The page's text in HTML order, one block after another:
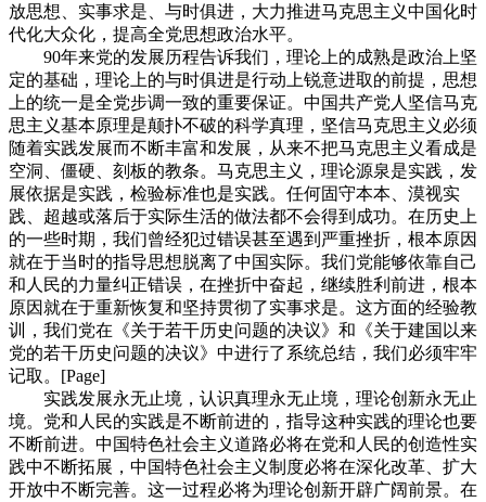
放思想、实事求是、与时俱进，大力推进马克思主义中国化时
代化大众化，提高全党思想政治水平。
90年来党的发展历程告诉我们，理论上的成熟是政治上坚
定的基础，理论上的与时俱进是行动上锐意进取的前提，思想
上的统一是全党步调一致的重要保证。中国共产党人坚信马克
思主义基本原理是颠扑不破的科学真理，坚信马克思主义必须
随着实践发展而不断丰富和发展，从来不把马克思主义看成是
空洞、僵硬、刻板的教条。马克思主义，理论源泉是实践，发
展依据是实践，检验标准也是实践。任何固守本本、漠视实
践、超越或落后于实际生活的做法都不会得到成功。在历史上
的一些时期，我们曾经犯过错误甚至遇到严重挫折，根本原因
就在于当时的指导思想脱离了中国实际。我们党能够依靠自己
和人民的力量纠正错误，在挫折中奋起，继续胜利前进，根本
原因就在于重新恢复和坚持贯彻了实事求是。这方面的经验教
训，我们党在《关于若干历史问题的决议》和《关于建国以来
党的若干历史问题的决议》中进行了系统总结，我们必须牢牢
记取。[Page]
实践发展永无止境，认识真理永无止境，理论创新永无止
境。党和人民的实践是不断前进的，指导这种实践的理论也要
不断前进。中国特色社会主义道路必将在党和人民的创造性实
践中不断拓展，中国特色社会主义制度必将在深化改革、扩大
开放中不断完善。这一过程必将为理论创新开辟广阔前景。在